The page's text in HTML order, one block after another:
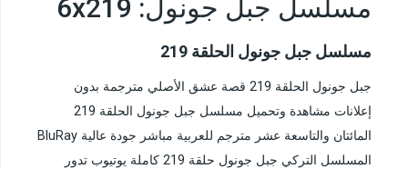
مسلسل جبل جونول: 6x219
مسلسل جبل جونول الحلقة 219
جبل جونول الحلقة 219 قصة عشق الأصلي مترجمة بدون
إعلانات مشاهدة وتحميل مسلسل جبل جونول الحلقة 219
المائتان والتاسعة عشر مترجم للعربية مباشر جودة عالية BluRay
المسلسل التركي جبل جونول حلقة 219 كاملة يوتيوب تدور